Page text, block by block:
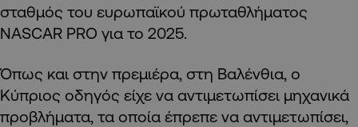
σταθμός του ευρωπαϊκού πρωταθλήματος
NASCAR PRO για το 2025.
Όπως και στην πρεμιέρα, στη Βαλένθια, ο
Κύπριος οδηγός είχε να αντιμετωπίσει μηχανικά
προβλήματα, τα οποία έπρεπε να αντιμετωπίσει,